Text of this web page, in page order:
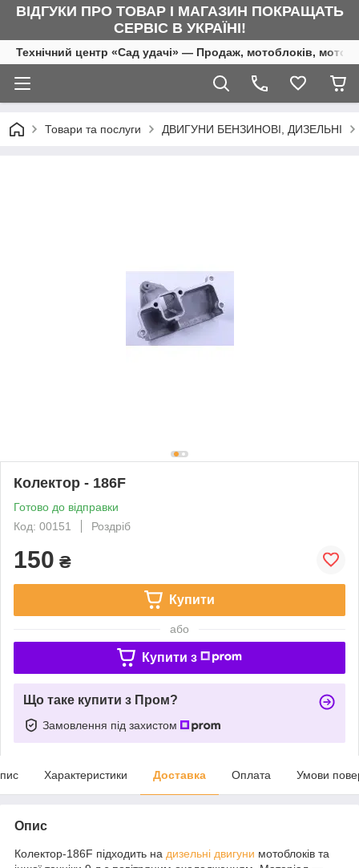
ВІДГУКИ ПРО ТОВАР І МАГАЗИН ПОКРАЩАТЬ
СЕРВІС В УКРАЇНІ!
Технічний центр «Сад удачі» — Продаж, мотоблоків,
Товари та послуги ДВИГУНИ БЕНЗИНОВІ, ДИЗЕЛЬНІ
Колектор - 186F
Готово до відправки
Код: 00151
Роздріб
150 ₴
Купити
або
Купити з
Що таке купити з Пром?
Замовлення під захистом
Характеристики Доставка Оплата Умови
Опис
Колектор-186F підходить на дизельні двигуни мотоблоків та